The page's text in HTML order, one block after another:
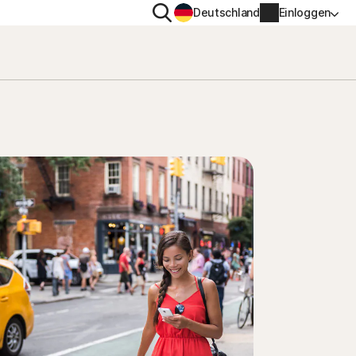
SuchenDeutschland Einloggen
Kontoinformationen
Rechnungsinformationen
Verlängern
Auftragsverlauf
Produktschlüssel eingeben